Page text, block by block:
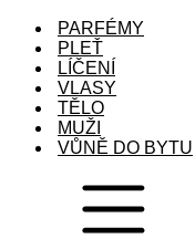
PARFÉMY
PLEŤ
LÍČENÍ
VLASY
TĚLO
MUŽI
VŮNĚ DO BYTU